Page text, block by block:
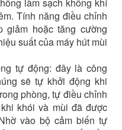
làm sạch không khí
Tính năng điều chỉnh
giảm hoặc tăng cường
suất của máy hút mùi
tự động: đây là công
sẽ tự khởi động khi
phòng, tự điều chỉnh
khói và mùi đã được
vào bộ cảm biến tự